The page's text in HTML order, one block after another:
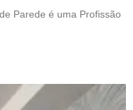
Parede é uma Profissão